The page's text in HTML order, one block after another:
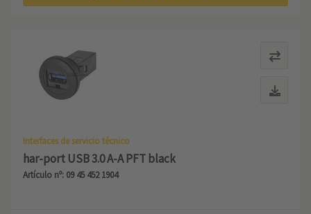
Interfaces de servicio técnico
har-port USB 3.0 A-A PFT black
Artículo nº: 09 45 452 1904